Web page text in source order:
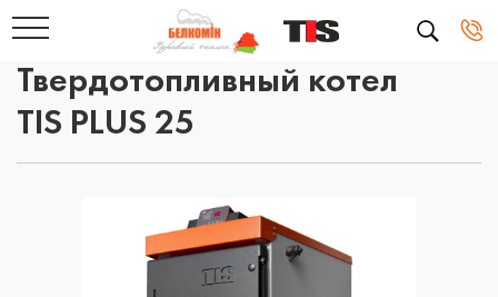
Твердотопливный котел
TIS PLUS 25